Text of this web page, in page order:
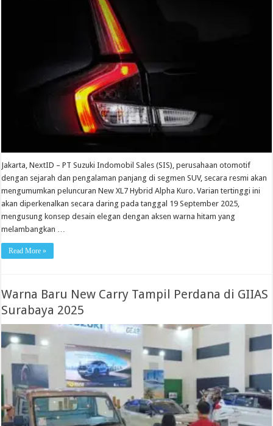
Jakarta, NextID – PT Suzuki Indomobil Sales (SIS), perusahaan otomotif
dengan sejarah dan pengalaman panjang di segmen SUV, secara resmi akan
mengumumkan peluncuran New XL7 Hybrid Alpha Kuro. Varian tertinggi ini
akan diperkenalkan secara daring pada tanggal 19 September 2025,
mengusung konsep desain elegan dengan aksen warna hitam yang
melambangkan …
Read More »
Warna Baru New Carry Tampil Perdana di GIIAS
Surabaya 2025